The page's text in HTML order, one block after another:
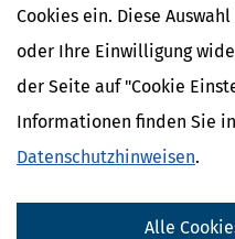
Cookies ein. Diese
oder Ihre Einwilligung
der Seite auf "Cookie
Informationen finden Sie
Datenschutzhinweisen.
Alle
Das zu versteuernde
Einkommensteuertarif: Summe
Warum
Netto vom
Lohnsteuer (je nach